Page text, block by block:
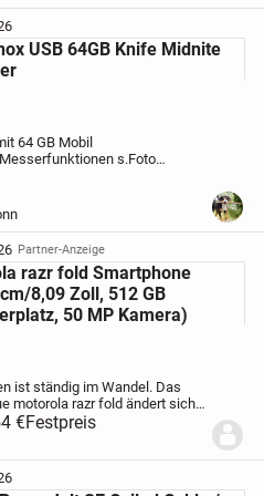
jeglicher Gewähr­
Sie sich ausdrücklich
Haftungs- und
sowie
die sich aus dem
neuem EU-Recht ergeben,
stets bemüht und stehe für
USB 64GB Knife Midnite
64 GB Mobil
s.Foto
pen Feile
Partner-Anzeige
razr fold Smartphone
8,09 Zoll, 512 GB
50 MP Kamera)
ist ständig im Wandel. Das
motorola razr fold ändert sich
mühelos von einer
nächsten – es passt sich an
€Festpreis